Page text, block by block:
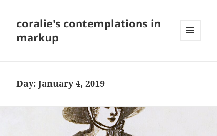
coralie's contemplations in
markup
Day:January 4, 2019